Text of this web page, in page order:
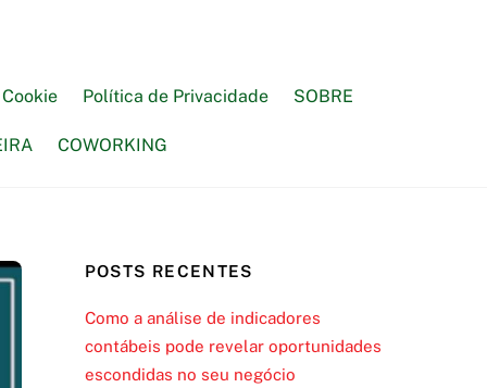
Política de Privacidade SOBRE
COWORKING
POSTS RECENTES
Como a análise de indicadores
contábeis pode revelar oportunidades
escondidas no seu negócio